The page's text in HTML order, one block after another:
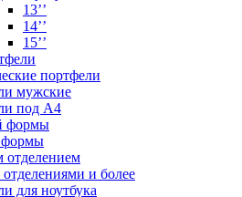
13’’
14’’
15’’
портфели
мужские
под А4
формы
отделением
и более
для ноутбука